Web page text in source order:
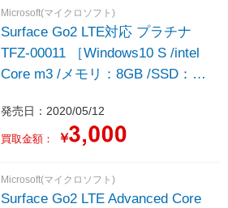
Microsoft(マイクロソフト)
Surface Go2 LTE対応 プラチナ
TFZ-00011 ［Windows10 S /intel
Core m3 /メモリ：8GB /SSD：
/2020年5月モデル］
発売日：2020/05/12
買取金額： ￥
Microsoft(マイクロソフト)
Surface Go2 LTE Advanced Core